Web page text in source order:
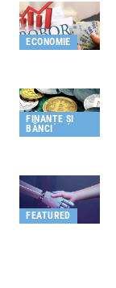
ECONOMIE
FINANȚE ȘI
BĂNCI
FEATURED